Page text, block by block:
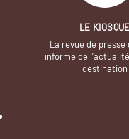
LE
La revue de presse
informe de
destination